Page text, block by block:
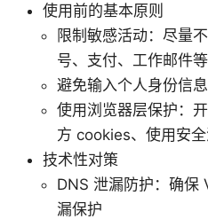
使用前的基本原则
限制敏感活动：尽量
号、支付、工作邮件等
避免输入个人身份信
使用浏览器层保护：
方 cookies、使用安
技术性对策
DNS 泄漏防护：确保
漏保护